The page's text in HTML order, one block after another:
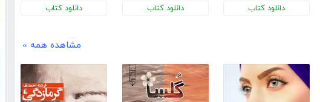
دانلود کتاب دانلود کتاب دانلود کتاب
مشاهده همه »